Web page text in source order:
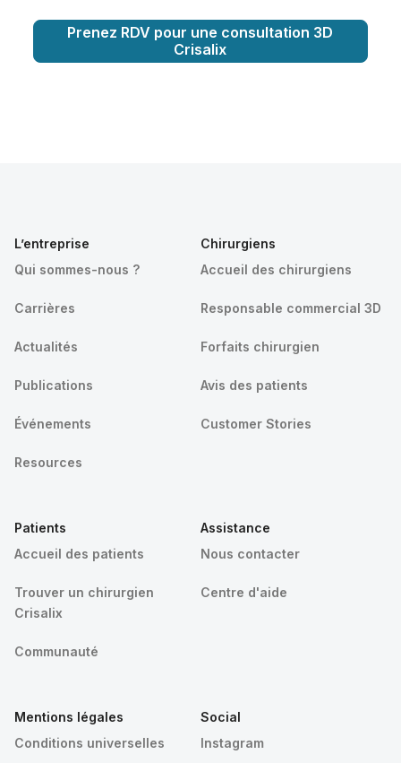
Prenez RDV pour une consultation 3D
Crisalix
L’entreprise
Qui sommes-nous ?
Carrières
Actualités
Publications
Événements
Resources
Chirurgiens
Accueil des chirurgiens
Responsable commercial 3D
Forfaits chirurgien
Avis des patients
Customer Stories
Patients
Accueil des patients
Trouver un chirurgien
Crisalix
Communauté
Assistance
Nous contacter
Centre d'aide
Mentions légales
Conditions universelles
Social
Instagram